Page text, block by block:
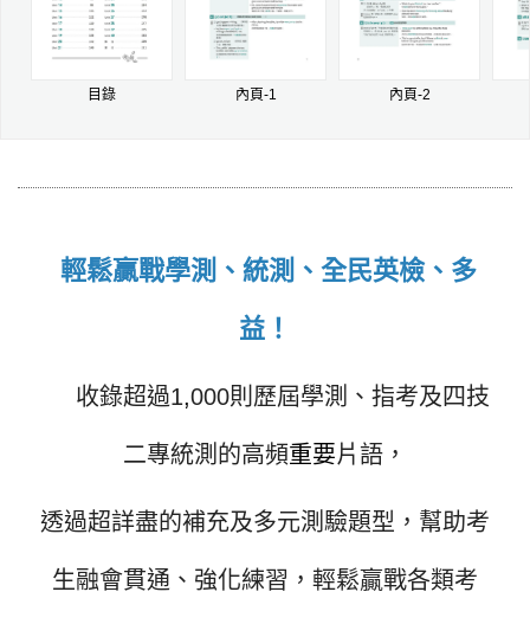
目錄 內頁-1 內頁-2
輕鬆贏戰學測、統測、全民英檢、多
益！
收錄超過1,000則歷屆學測、指考及四技
二專統測的高頻重要片語，
透過超詳盡的補充及多元測驗題型，幫助考
生融會貫通、強化練習，輕鬆贏戰各類考